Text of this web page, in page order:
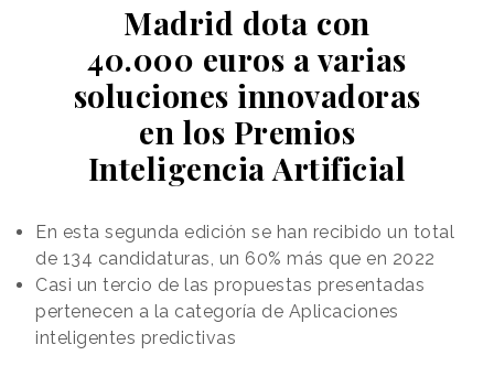
Madrid dota con
40.000 euros a varias
soluciones innovadoras
en los Premios
Inteligencia Artificial
En esta segunda edición se han recibido un total
de 134 candidaturas, un 60% más que en 2022
Casi un tercio de las propuestas presentadas
pertenecen a la categoría de Aplicaciones
inteligentes predictivas